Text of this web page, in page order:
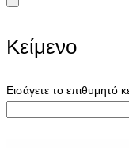
Κείμενο
Εισάγετε το επιθυμητό